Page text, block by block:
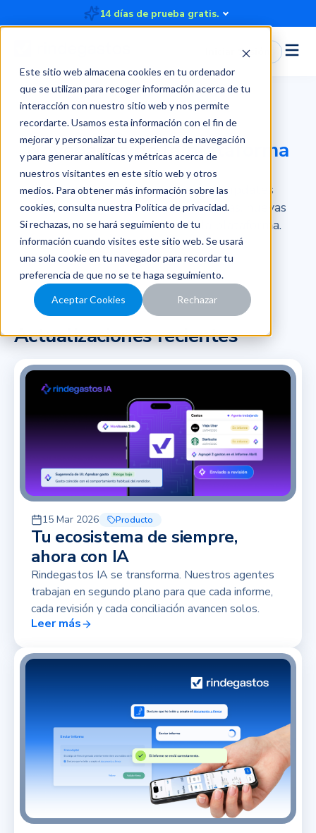
Este sitio web almacena cookies en tu ordenador
que se utilizan para recoger información acerca de tu
interacción con nuestro sitio web y nos permite
recordarte. Usamos esta información con el fin de
mejorar y personalizar tu experiencia de navegación
y para generar analíticas y métricas acerca de
nuestros visitantes en este sitio web y otros
medios. Para obtener más información sobre las
cookies, consulta nuestra Política de privacidad.
Si rechazas, no se hará seguimiento de tu
información cuando visites este sitio web. Se usará
una sola cookie en tu navegador para recordar tu
preferencia de que no se te haga seguimiento.
Aceptar Cookies Rechazar
14 días de prueba gratis.
Iniciar Sesión
Novedades de laplataforma
En esta sección encontrarás los updates
Rindegastos con las últimas mejoras, nuevas
funciones y lanzamientos de la plataforma.
Actualizaciones recientes
15 Mar 2026 Producto
Tu ecosistema de siempre,
ahora con IA
Rindegastos IA se transforma. Nuestros agentes
trabajan en segundo plano para que cada informe,
cada revisión y cada conciliación avancen solos.
Leer más